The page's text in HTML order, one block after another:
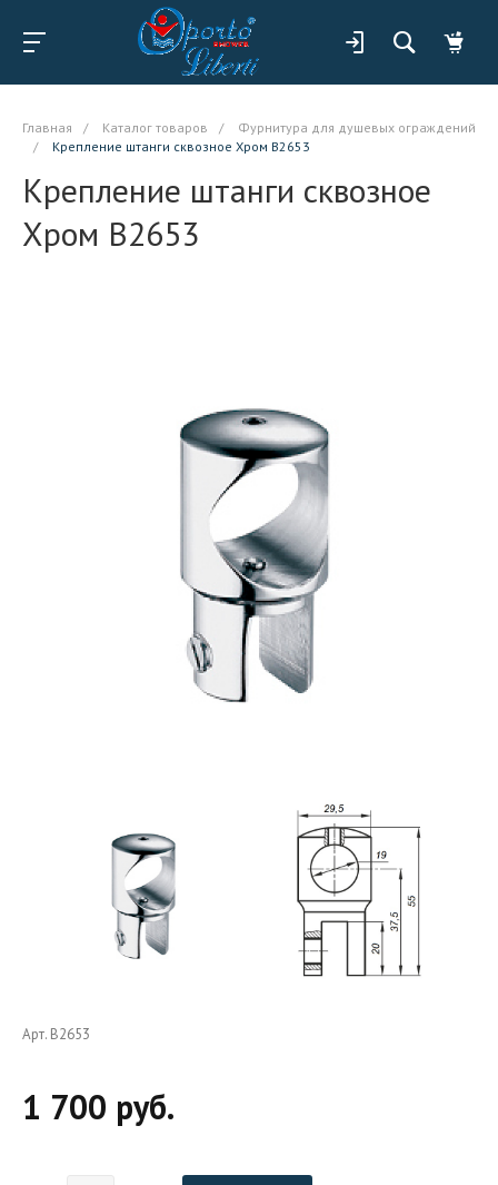
Главная / Каталог товаров /
Фурнитура для душевых ограждений
/
Крепление штанги сквозное Хром B2653
Крепление штанги сквозное
Хром B2653
Арт. B2653
1 700 руб.